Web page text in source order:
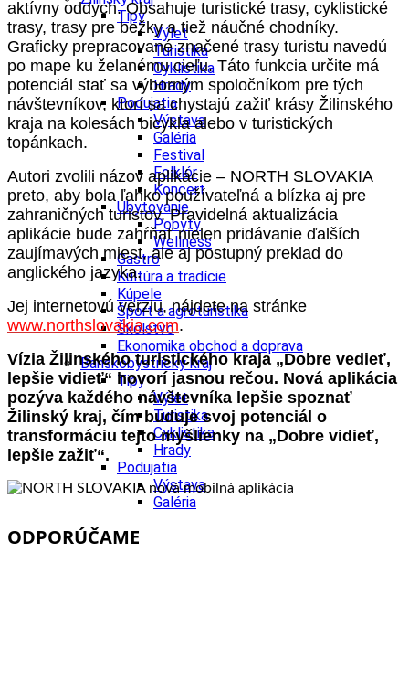
Tipy
Výlet
Turistika
Cyklistika
Hrady
Podujatia
Výstava
Galéria
Festival
Folklór
Koncert
Ubytovanie
Pobyty
Wellness
Gastro
Kultúra a tradície
Kúpele
Šport a agroturistika
Školstvo
Ekonomika obchod a doprava
Banskobystrický kraj
Tipy
Výlet
Turistika
Cyklistika
Hrady
Podujatia
Výstava
Galéria
aktívny oddych. Obsahuje turistické trasy, cyklistické
trasy, trasy pre bežky a tiež náučné chodníky.
Graficky prepracované značené trasy turistu navedú
po mape ku želanému cieľu. Táto funkcia určite má
potenciál stať sa výborným spoločníkom pre tých
návštevníkov, ktorí sa chystajú zažiť krásy Žilinského
kraja na kolesách bicykla alebo v turistických
topánkach.
Autori zvolili názov aplikácie – NORTH SLOVAKIA
preto, aby bola ľahko používateľná a blízka aj pre
zahraničných turistov. Pravidelná aktualizácia
aplikácie bude zahŕňať nielen pridávanie ďalších
zaujímavých miest, ale aj postupný preklad do
anglického jazyka.
Jej internetovú verziu, nájdete na stránke
www.northslovakia.com.
Vízia Žilinského turistického kraja „Dobre vedieť,
lepšie vidieť“ hovorí jasnou rečou. Nová aplikácia
pozýva každého návštevníka lepšie spoznať
Žilinský kraj, čím buduje svoj potenciál o
transformáciu tejto myšlienky na „Dobre vidieť,
lepšie zažiť“.
ODPORÚČAME